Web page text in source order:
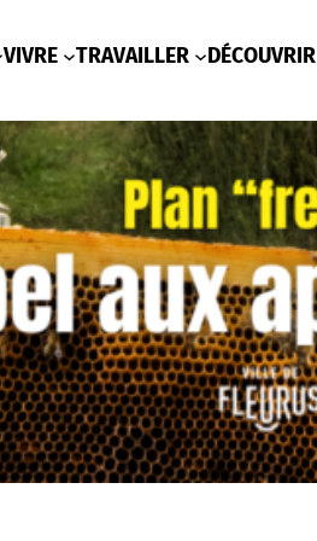
VIVRE TRAVAILLER DÉCOUVRIR